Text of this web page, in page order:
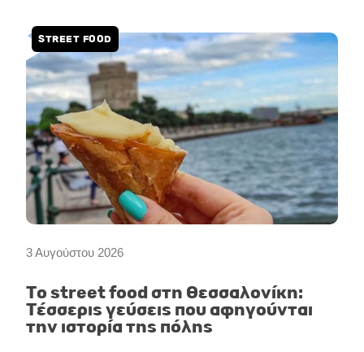
3 Αυγούστου 2026
STREET FOOD
Το street food στη Θεσσαλονίκη:
Τέσσερις γεύσεις που αφηγούνται
την ιστορία της πόλης